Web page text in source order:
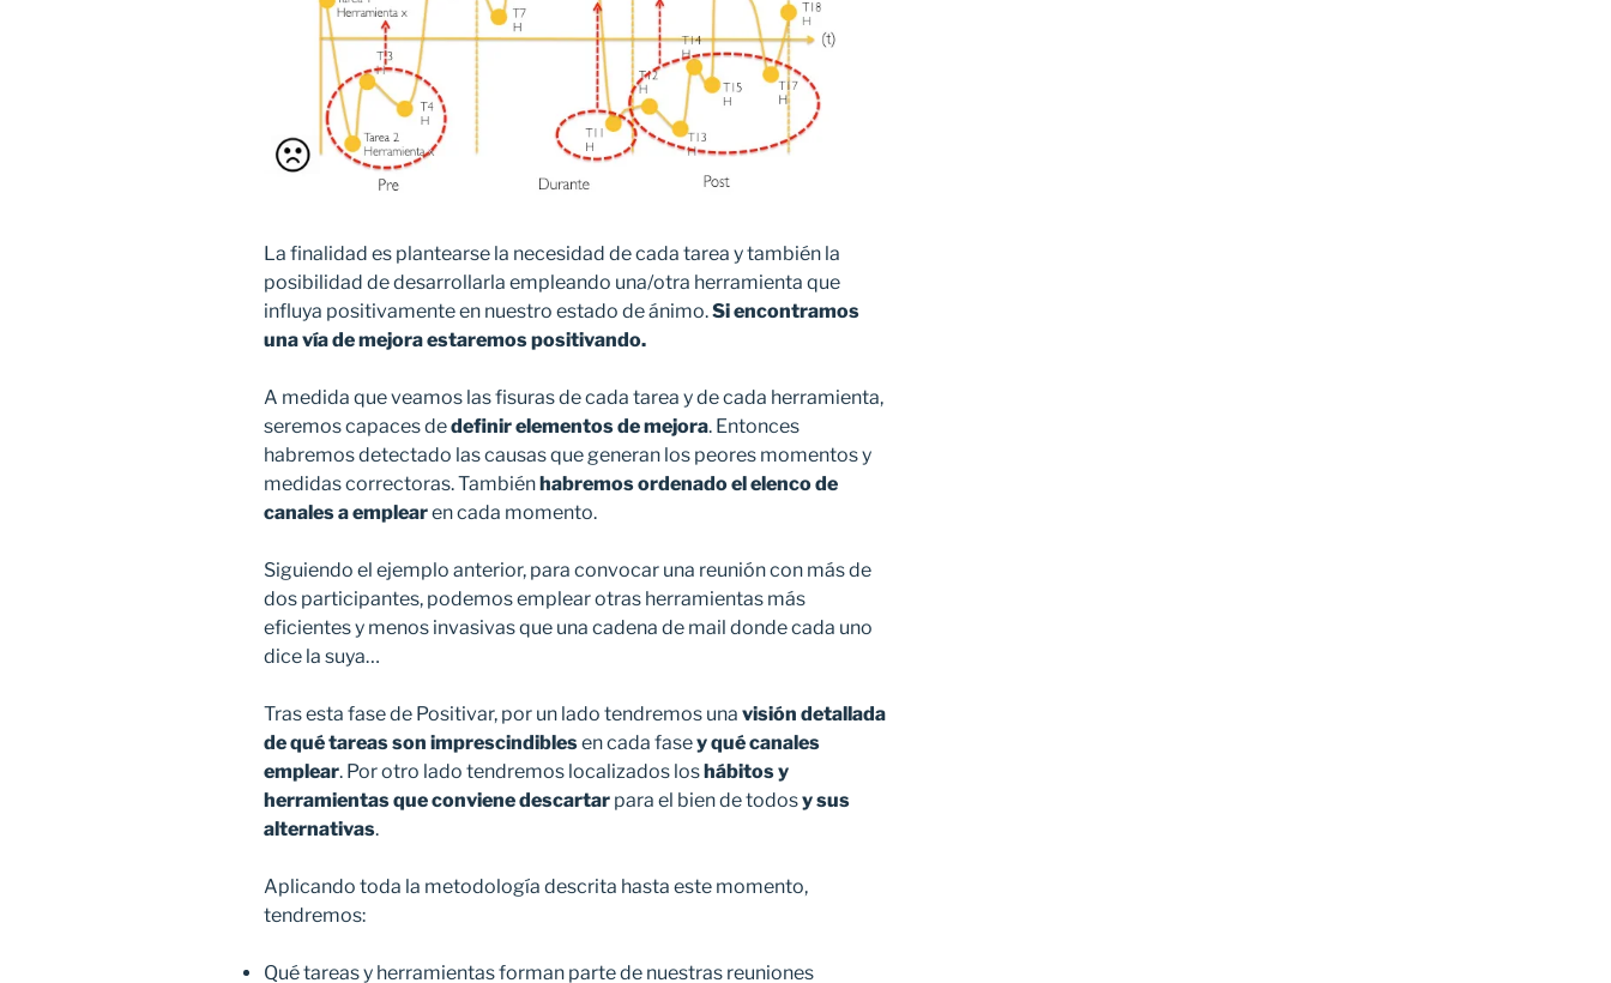
La finalidad es plantearse la necesidad de cada tarea y también la
posibilidad de desarrollarla empleando una/otra herramienta que
influya positivamente en nuestro estado de ánimo.Si encontramos
una vía de mejora estaremos positivando.
A medida que veamos las fisuras de cada tarea y de cada herramienta,
seremos capaces dedefinir elementos de mejora. Entonces
habremos detectado las causas que generan los peores momentos y
medidas correctoras. También habremos ordenado el elenco de
canales a emplearen cada momento.
Siguiendo el ejemplo anterior, para convocar una reunión con más de
dos participantes, podemos emplear otras herramientas más
eficientes y menos invasivas que una cadena de mail donde cada uno
dice la suya…
Tras esta fase de Positivar, por un lado tendremos una visión detallada
de qué tareas son imprescindiblesen cada fasey qué canales
emplear. Por otro lado tendremos localizados los hábitos y
herramientas que conviene descartar para el bien de todosy sus
alternativas.
Aplicando toda la metodología descrita hasta este momento,
tendremos:
Qué tareas y herramientas forman parte de nuestras reuniones